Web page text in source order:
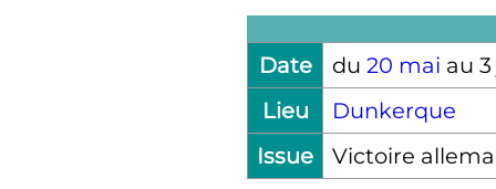
Date du 20 mai au
Lieu
Dunkerque
Issue
Victoire